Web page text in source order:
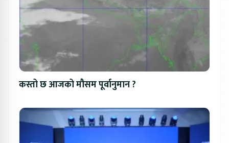
कस्तो छ आजको मौसम पूर्वानुमान ?